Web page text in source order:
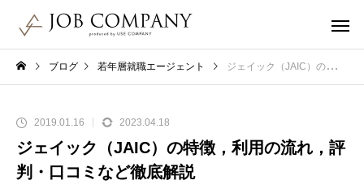
ブログ 若年層就職エージェント ジェイック（JAIC）の特徴，利用の流れ，評判・口コミなど徹底解説
2019.01.16 2023.04.18
ジェイック（JAIC）の特徴，利用の流れ，評
判・口コミなど徹底解説